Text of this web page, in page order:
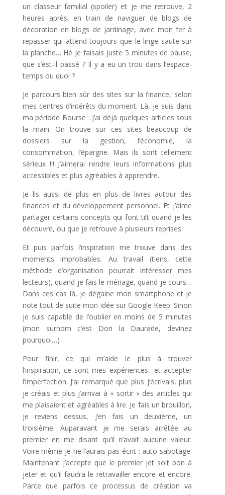
un classeur familial (spoiler) et je me retrouve, 2
heures après, en train de naviguer de blogs de
décoration en blogs de jardinage, avec mon fer à
repasser qui attend toujours que le linge saute sur
la planche… Hé je faisais juste 5 minutes de pause,
que s’est-il passé ? Il y a eu un trou dans l’espace-
temps ou quoi ?
Je parcours bien sûr des sites sur la finance, selon
mes centres d’intérêts du moment. Là, je suis dans
ma période Bourse : j’ai déjà quelques articles sous
la main. On trouve sur ces sites beaucoup de
dossiers sur la gestion, l’économie, la
consommation, l’épargne. Mais ils sont tellement
sérieux !!! J’aimerai rendre leurs informations plus
accessibles et plus agréables à apprendre.
Je lis aussi de plus en plus de livres autour des
finances et du développement personnel. Et j’aime
partager certains concepts qui font tilt quand je les
découvre, ou que je retrouve à plusieurs reprises.
Et puis parfois l’inspiration me trouve dans des
moments improbables. Au travail (tiens, cette
méthode d’organisation pourrait intéresser mes
lecteurs), quand je fais le ménage, quand je cours…
Dans ces cas là, je dégaine mon smartphone et je
note tout de suite mon idée sur Google Keep. Sinon
je suis capable de l’oublier en moins de 5 minutes
(mon surnom c’est Dori la Daurade, devinez
pourquoi…)
Pour finir, ce qui m’aide le plus à trouver
l’inspiration, ce sont mes expériences et accepter
l’imperfection. J’ai remarqué que plus j’écrivais, plus
je créais et plus j’arrivai à « sortir » des articles qui
me plaisaient et agréables à lire. Je fais un brouillon,
je reviens dessus, j’en fais un deuxième, un
troisième. Auparavant je me serais arrêtée au
premier en me disant qu’il n’avait aucune valeur.
Voire même je ne l’aurais pas écrit : auto-sabotage.
Maintenant j’accepte que le premier jet soit bon à
jeter et qu’il faudra le retravailler encore et encore.
Parce que parfois ce processus de création va